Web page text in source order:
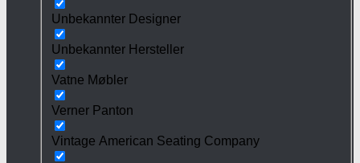
Unbekannter Designer
Unbekannter Hersteller
Vatne Møbler
Verner Panton
Vintage American Seating Company